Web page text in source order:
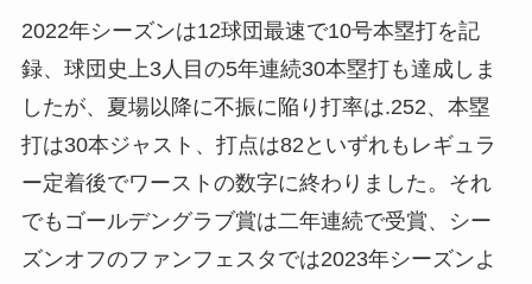
2022年シーズンは12球団最速で10号本塁打を記
録、球団史上3人目の5年連続30本塁打も達成しま
したが、夏場以降に不振に陥り打率は.252、本塁
打は30本ジャスト、打点は82といずれもレギュラ
ー定着後でワーストの数字に終わりました。それ
でもゴールデングラブ賞は二年連続で受賞、シー
ズンオフのファンフェスタでは2023年シーズンよ